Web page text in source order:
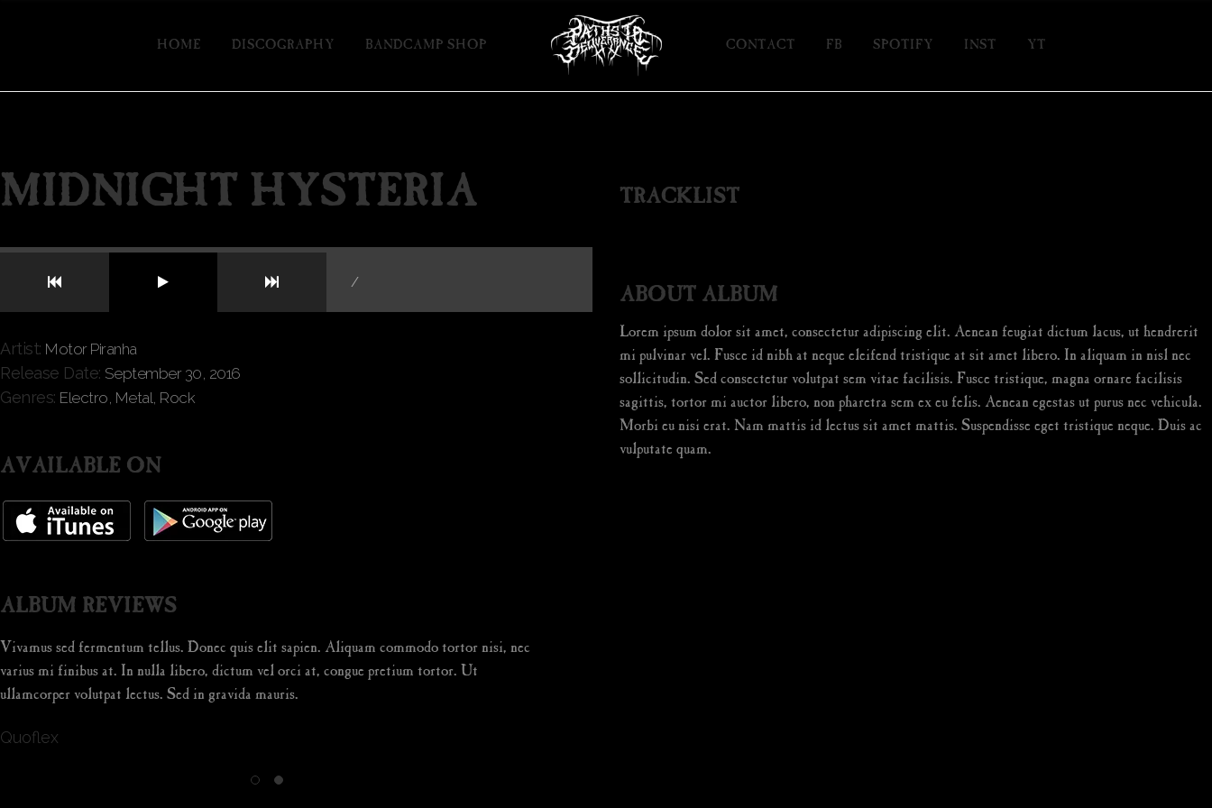
HOME DISCOGRAPHY BANDCAMP SHOP CONTACT FB SPOTIFY INST YT
MIDNIGHT HYSTERIA
/
Artist: Motor Piranha
Release Date: September 30, 2016
Genres: Electro, Metal, Rock
AVAILABLE ON
ALBUM REVIEWS
Vivamus sed fermentum tellus. Donec quis elit sapien. Aliquam commodo tortor nisi, nec
varius mi finibus at. In nulla libero, dictum vel orci at, congue pretium tortor. Ut
ullamcorper volutpat lectus. Sed in gravida mauris.
Quoflex
TRACKLIST
ABOUT ALBUM
Lorem ipsum dolor sit amet, consectetur adipiscing elit. Aenean feugiat dictum lacus, ut hendrerit
mi pulvinar vel. Fusce id nibh at neque eleifend tristique at sit amet libero. In aliquam in nisl nec
sollicitudin. Sed consectetur volutpat sem vitae facilisis. Fusce tristique, magna ornare facilisis
sagittis, tortor mi auctor libero, non pharetra sem ex eu felis. Aenean egestas ut purus nec vehicula.
Morbi eu nisi erat. Nam mattis id lectus sit amet mattis. Suspendisse eget tristique neque. Duis ac
vulputate quam.